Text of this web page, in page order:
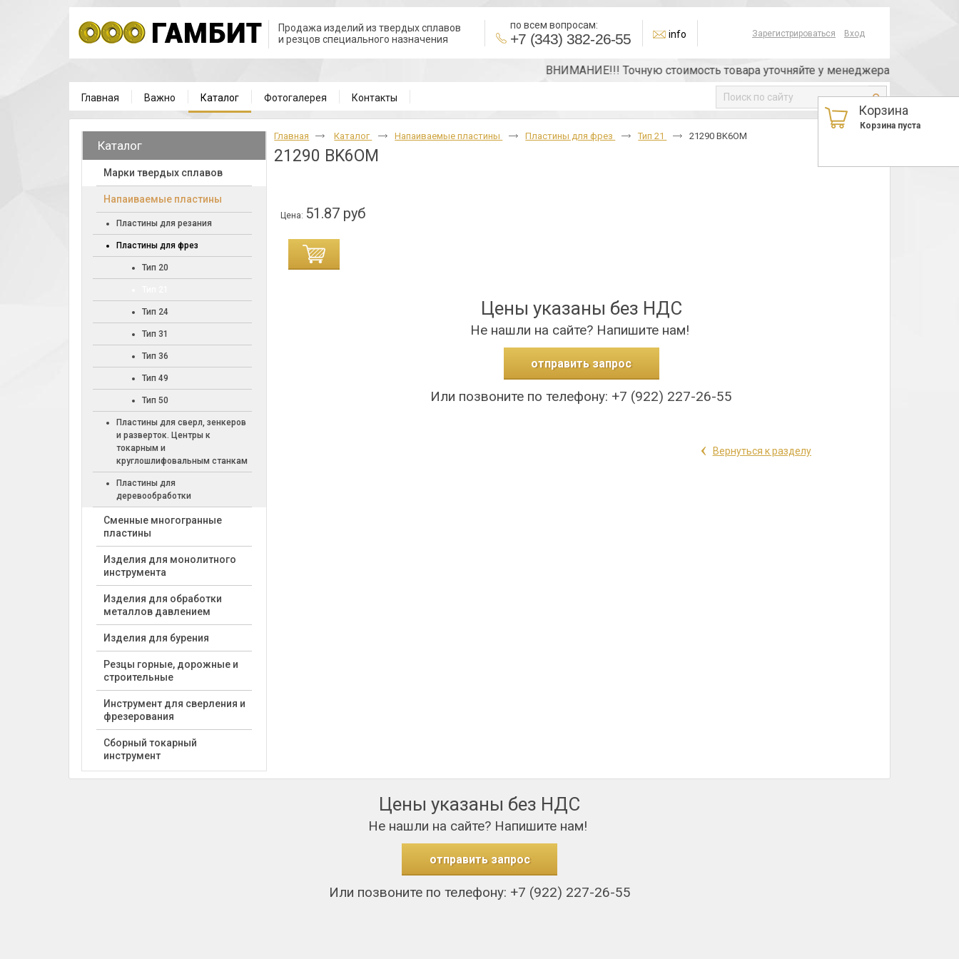
Зарегистрироваться Вход
Продажа изделий из твердых сплавов
и резцов специального назначения
по всем вопросам:
+7 (343) 382-26-55 info
ВНИМАНИЕ!!! Точную стоимость товара уточняйте у менеджера или по
Главная Важно Каталог Фотогалерея Контакты
Корзина
Корзина пуста
Каталог
Марки твердых сплавов
Напаиваемые пластины
Пластины для резания
Пластины для фрез
Тип 20
Тип 24
Тип 31
Тип 36
Тип 49
Тип 50
Пластины для сверл, зенкеров
и разверток. Центры к
токарным и
круглошлифовальным станкам
Пластины для
деревообработки
Cменные многогранные
пластины
Изделия для монолитного
инструмента
Изделия для обработки
металлов давлением
Изделия для бурения
Резцы горные, дорожные и
строительные
Инструмент для сверления и
фрезерования
Сборный токарный
инструмент
Главная Каталог Напаиваемые пластины Пластины для фрез Тип 21 21290 BK6OM
21290 BK6OM
Цена: 51.87 руб
Цены указаны без НДС
Не нашли на сайте? Напишите нам!
отправить запрос
Или позвоните по телефону: +7 (922) 227-26-55
‹ Вернуться к разделу
Цены указаны без НДС
Не нашли на сайте? Напишите нам!
отправить запрос
Или позвоните по телефону: +7 (922) 227-26-55